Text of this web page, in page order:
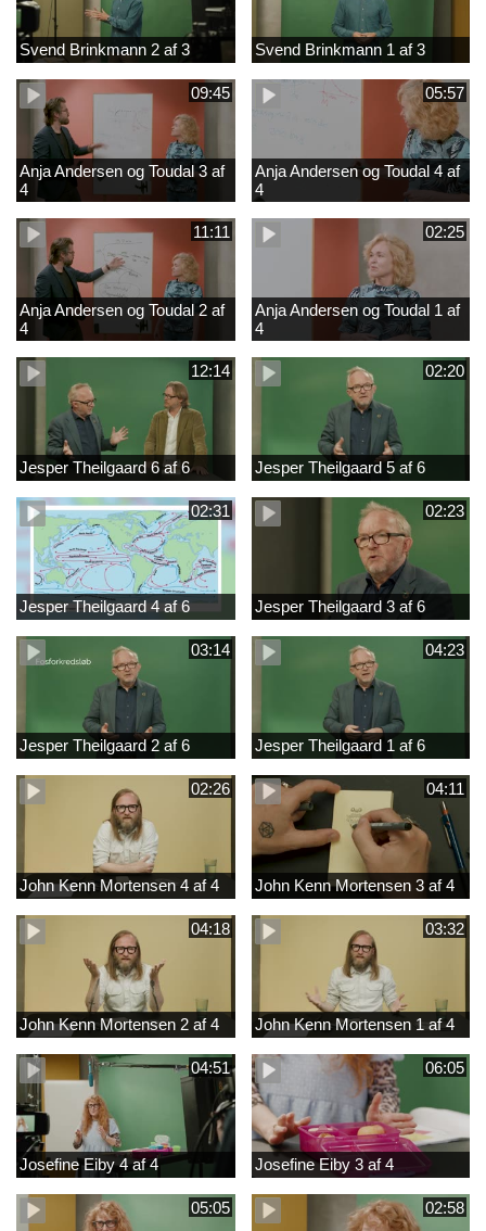
Svend Brinkmann 2 af 3 Svend Brinkmann 1 af 3
09:45
Anja Andersen og Toudal 3 af
4
05:57
Anja Andersen og Toudal 4 af
4
11:11
Anja Andersen og Toudal 2 af
4
02:25
Anja Andersen og Toudal 1 af
4
12:14
Jesper Theilgaard 6 af 6
02:20
Jesper Theilgaard 5 af 6
02:31
Jesper Theilgaard 4 af 6
02:23
Jesper Theilgaard 3 af 6
03:14
Jesper Theilgaard 2 af 6
04:23
Jesper Theilgaard 1 af 6
02:26
John Kenn Mortensen 4 af 4
04:11
John Kenn Mortensen 3 af 4
04:18
John Kenn Mortensen 2 af 4
03:32
John Kenn Mortensen 1 af 4
04:51
Josefine Eiby 4 af 4
06:05
Josefine Eiby 3 af 4
05:05 02:58